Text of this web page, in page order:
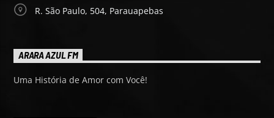
R. São Paulo, 504, Parauapebas
ARARA AZUL FM
Uma História de Amor com Você!